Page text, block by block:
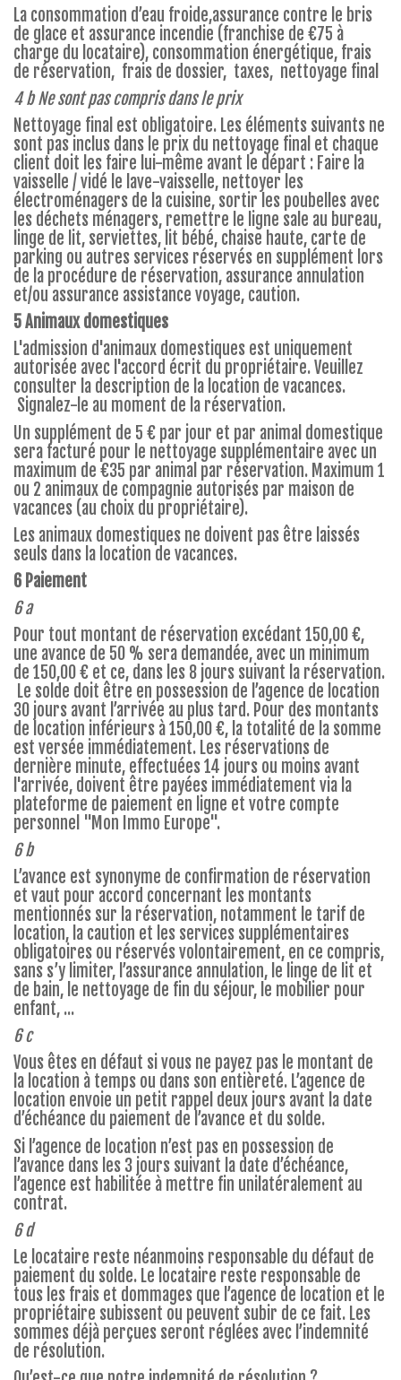
La consommation d’eau froide,assurance contre le bris
de glace et assurance incendie (franchise de €75 à
charge du locataire), consommation énergétique, frais
de réservation, frais de dossier, taxes, nettoyage final
4 b Ne sont pas compris dans le prix
Nettoyage final est obligatoire. Les éléments suivants ne
sont pas inclus dans le prix du nettoyage final et chaque
client doit les faire lui-même avant le départ : Faire la
vaisselle / vidé le lave-vaisselle, nettoyer les
électroménagers de la cuisine, sortir les poubelles avec
les déchets ménagers, remettre le ligne sale au bureau,
linge de lit, serviettes, lit bébé, chaise haute, carte de
parking ou autres services réservés en supplément lors
de la procédure de réservation, assurance annulation
et/ou assurance assistance voyage, caution.
5 Animaux domestiques
L'admission d'animaux domestiques est uniquement
autorisée avec l'accord écrit du propriétaire. Veuillez
consulter la description de la location de vacances.
Signalez-le au moment de la réservation.
Un supplément de 5 € par jour et par animal domestique
sera facturé pour le nettoyage supplémentaire avec un
maximum de €35 par animal par réservation. Maximum 1
ou 2 animaux de compagnie autorisés par maison de
vacances (au choix du propriétaire).
Les animaux domestiques ne doivent pas être laissés
seuls dans la location de vacances.
6 Paiement
6 a
Pour tout montant de réservation excédant 150,00 €,
une avance de 50 % sera demandée, avec un minimum
de 150,00 € et ce, dans les 8 jours suivant la réservation.
Le solde doit être en possession de l’agence de location
30 jours avant l’arrivée au plus tard. Pour des montants
de location inférieurs à 150,00 €, la totalité de la somme
est versée immédiatement. Les réservations de
dernière minute, effectuées 14 jours ou moins avant
l'arrivée, doivent être payées immédiatement via la
plateforme de paiement en ligne et votre compte
personnel "Mon Immo Europe".
6 b
L’avance est synonyme de confirmation de réservation
et vaut pour accord concernant les montants
mentionnés sur la réservation, notamment le tarif de
location, la caution et les services supplémentaires
obligatoires ou réservés volontairement, en ce compris,
sans s’y limiter, l’assurance annulation, le linge de lit et
de bain, le nettoyage de fin du séjour, le mobilier pour
enfant, ...
6 c
Vous êtes en défaut si vous ne payez pas le montant de
la location à temps ou dans son entièreté. L’agence de
location envoie un petit rappel deux jours avant la date
d’échéance du paiement de l’avance et du solde.
Si l’agence de location n’est pas en possession de
l’avance dans les 3 jours suivant la date d’échéance,
l’agence est habilitée à mettre fin unilatéralement au
contrat.
6 d
Le locataire reste néanmoins responsable du défaut de
paiement du solde. Le locataire reste responsable de
tous les frais et dommages que l’agence de location et le
propriétaire subissent ou peuvent subir de ce fait. Les
sommes déjà perçues seront réglées avec l’indemnité
de résolution.